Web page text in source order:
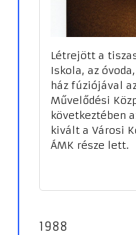
Létrejött a
Iskola, az
ház fúziójával
Művelődési
következtében
kivált a Városi
ÁMK része lett.
1988